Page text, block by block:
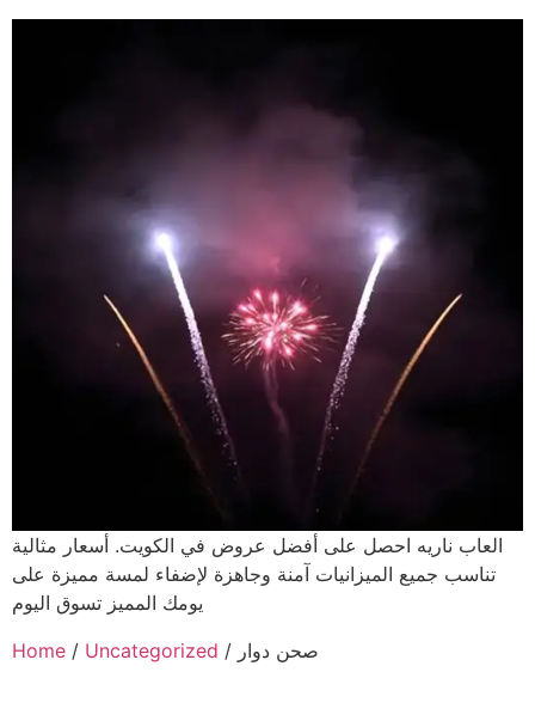
العاب ناريه احصل على أفضل عروض في الكويت. أسعار مثالية
تناسب جميع الميزانيات آمنة وجاهزة لإضفاء لمسة مميزة على
يومك المميز تسوق اليوم
Home / Uncategorized / صحن دوار